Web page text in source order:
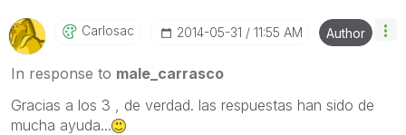
Carlosac ‎2014-05-31 11:55 AM Author
In response to male_carrasco
Gracias a los 3 , de verdad. las respuestas han sido de
mucha ayuda...